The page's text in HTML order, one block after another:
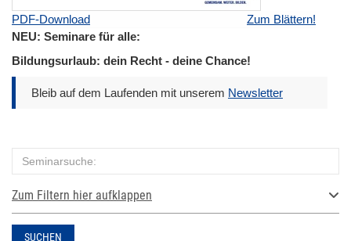
PDF-Download
Zum Blättern!
NEU: Seminare für alle:
Bildungsurlaub: dein Recht - deine Chance!
Bleib auf dem Laufenden mit unserem Newsletter
Zum Filtern hier aufklappen
SUCHEN